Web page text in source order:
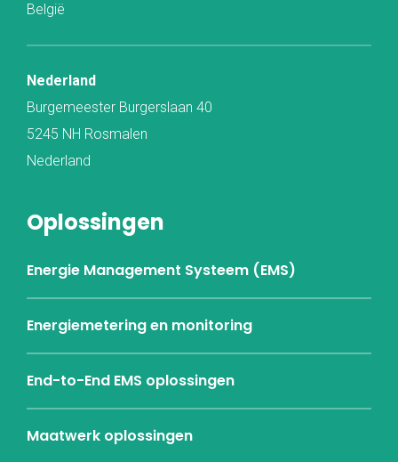
België
Nederland
Burgemeester Burgerslaan 40
5245 NH Rosmalen
Nederland
Oplossingen
Energie Management Systeem (EMS)
Energiemetering en monitoring
End-to-End EMS oplossingen
Maatwerk oplossingen